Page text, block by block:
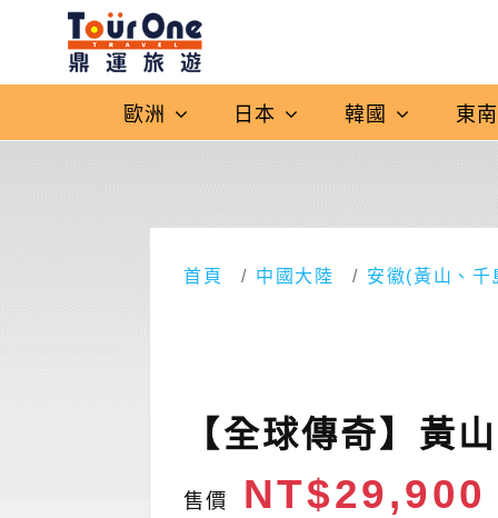
歐洲 日本 韓國 東
首頁 中國大陸 安徽(黃山、
【全球傳奇】黃
售價